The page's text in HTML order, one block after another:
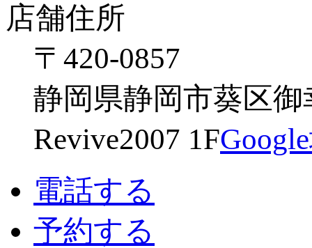
店舗住所
〒420-0857
静岡県静岡市葵区御
Revive2007 1F
電話する
予約する